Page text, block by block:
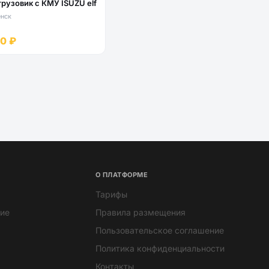
с КМУ ISUZU elf
₽
О ПЛАТФОРМЕ
Тарифы
Правила размещения
Пользовательское соглашение
Политика конфиденциальности
Контакты